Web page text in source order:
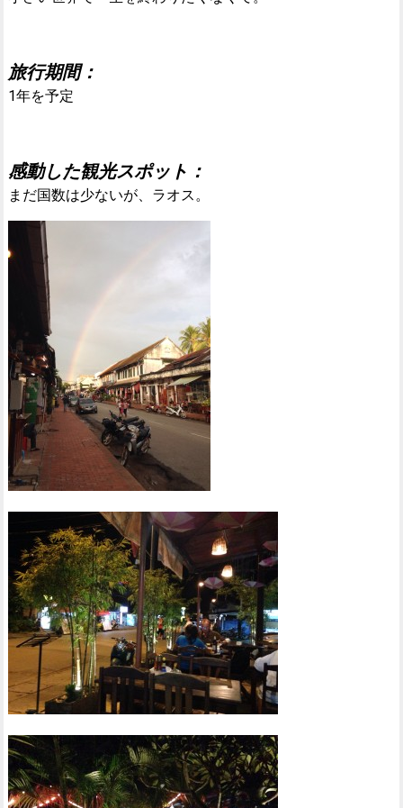
旅行期間：
1年を予定
感動した観光スポット：
まだ国数は少ないが、ラオス。